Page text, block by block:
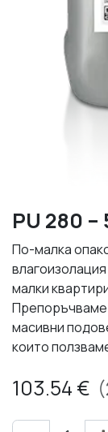
PU 280
По-малка
малки
Препоръчваме
масивни
които
103.54 € (